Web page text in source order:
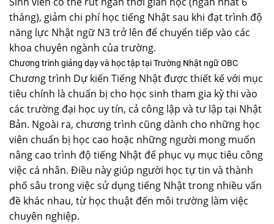
tháng), giảm chi phí học tiếng Nhật sau khi đạt trình độ
năng lực Nhật ngữ N3 trở lên để chuyển tiếp vào các
khoa chuyên ngành của trường.
Chương trình giảng dạy và học tập tại Trường Nhật ngữ OBC
Chương trình Dự kiến ​​Tiếng Nhật được thiết kế với mục
tiêu chính là chuẩn bị cho học sinh tham gia kỳ thi vào
các trường đại học uy tín, cả công lập và tư lập tại Nhật
Bản. Ngoài ra, chương trình cũng dành cho những học
viên chuẩn bị học cao hoặc những người mong muốn
nâng cao trình độ tiếng Nhật để phục vụ mục tiêu công
việc cá nhân. Điều này giúp người học tự tin và thành
phố sâu trong việc sử dụng tiếng Nhật trong nhiều vấn
đề khác nhau, từ học thuật đến môi trường làm việc
chuyên nghiệp.